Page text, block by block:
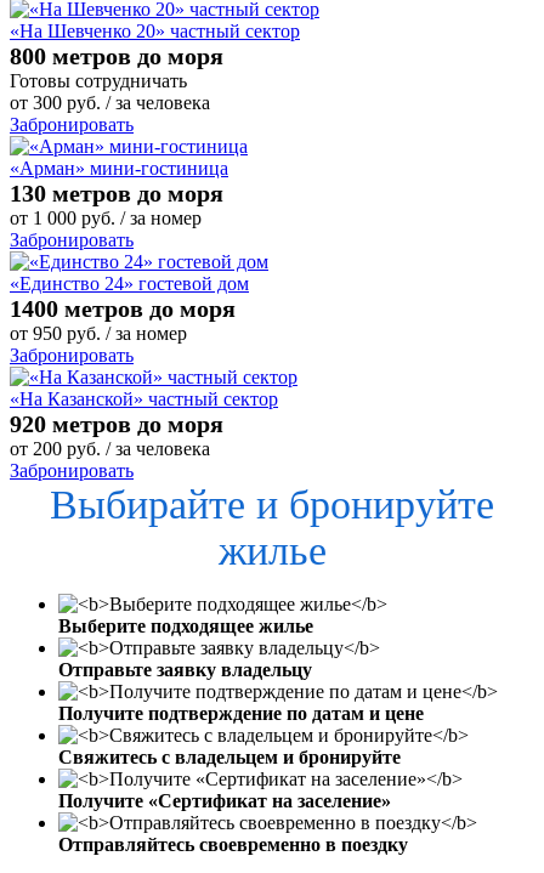
«На Шевченко 20» частный сектор
800 метров до моря
Готовы сотрудничать
от 300 руб. / за человека
Забронировать
«Арман» мини-гостиница
130 метров до моря
от 1 000 руб. / за номер
Забронировать
«Единство 24» гостевой дом
1400 метров до моря
от 950 руб. / за номер
Забронировать
«На Казанской» частный сектор
920 метров до моря
от 200 руб. / за человека
Забронировать
Выбирайте и бронируйте
жилье
Выберите подходящее жилье
Отправьте заявку владельцу
Получите подтверждение по датам и цене
Свяжитесь с владельцем и бронируйте
Получите «Сертификат на заселение»
Отправляйтесь своевременно в поездку